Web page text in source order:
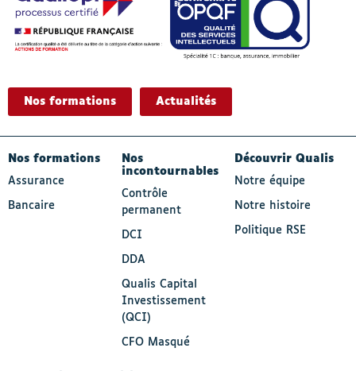
Nos formations
- Actif
Actualités
Nos formations
Assurance
Bancaire
Nos
incontournables
Contrôle
permanent
DCI
DDA
Qualis Capital
Investissement
(QCI)
CFO Masqué
Découvrir Qualis
Notre équipe
Notre histoire
Politique RSE